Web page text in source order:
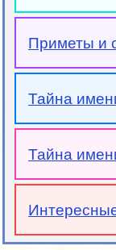
Приметы и
Тайна
Тайна